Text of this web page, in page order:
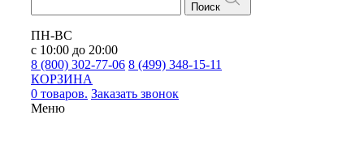
Поиск
ПН-ВС
с 10:00 до 20:00
8 (800) 302-77-06 8 (499) 348-15-11
КОРЗИНА
0 товаров. Заказать звонок
Меню